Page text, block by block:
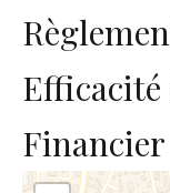
Efficacité
Financier